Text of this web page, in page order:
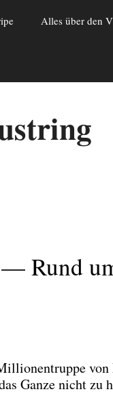
Alles über den
Rund
Gan­ze nicht zu